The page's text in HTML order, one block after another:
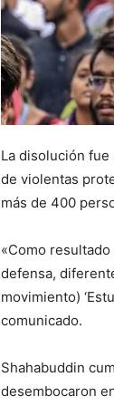
La disolución
de violentas
más de 400
«Como
defensa,
movimiento)
comunicado.
Shahabuddin
desembocaron